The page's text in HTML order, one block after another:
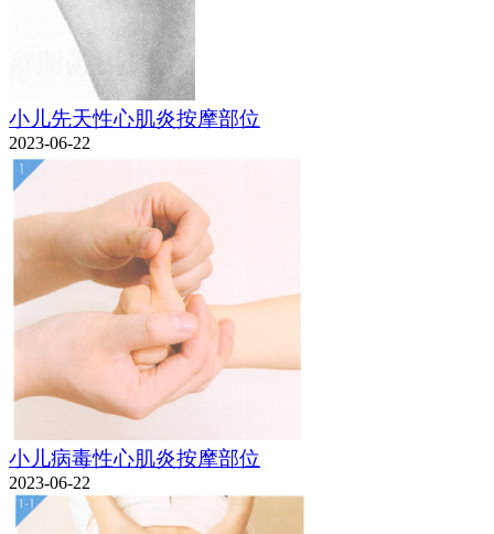
小儿先天性心肌炎按摩部位
2023-06-22
小儿病毒性心肌炎按摩部位
2023-06-22